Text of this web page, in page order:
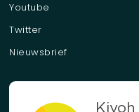
Youtube
Twitter
Nieuwsbrief